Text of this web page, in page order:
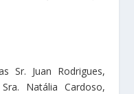
Sr. Juan Rodrigues,
Natália Cardoso,